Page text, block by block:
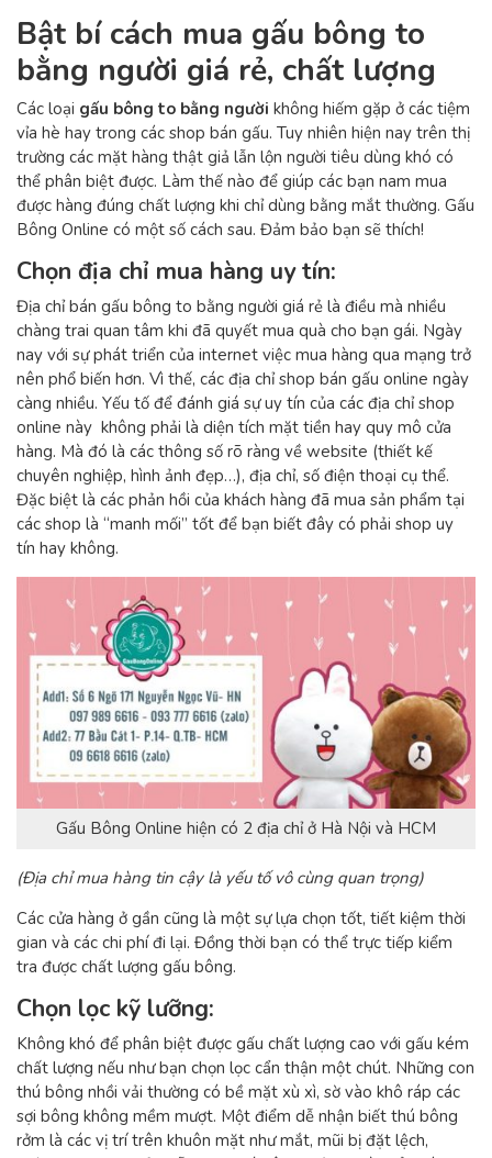
Bật bí cách mua gấu bông to
bằng người giá rẻ, chất lượng
Các loại gấu bông to bằng người không hiếm gặp ở các tiệm
vỉa hè hay trong các shop bán gấu. Tuy nhiên hiện nay trên thị
trường các mặt hàng thật giả lẫn lộn người tiêu dùng khó có
thể phân biệt được. Làm thế nào để giúp các bạn nam mua
được hàng đúng chất lượng khi chỉ dùng bằng mắt thường. Gấu
Bông Online có một số cách sau. Đảm bảo bạn sẽ thích!
Chọn địa chỉ mua hàng uy tín:
Địa chỉ bán gấu bông to bằng người giá rẻ là điều mà nhiều
chàng trai quan tâm khi đã quyết mua quà cho bạn gái. Ngày
nay với sự phát triển của internet việc mua hàng qua mạng trở
nên phổ biến hơn. Vì thế, các địa chỉ shop bán gấu online ngày
càng nhiều. Yếu tố để đánh giá sự uy tín của các địa chỉ shop
online này không phải là diện tích mặt tiền hay quy mô cửa
hàng. Mà đó là các thông số rõ ràng về website (thiết kế
chuyên nghiệp, hình ảnh đẹp…), địa chỉ, số điện thoại cụ thể.
Đặc biệt là các phản hồi của khách hàng đã mua sản phẩm tại
các shop là “manh mối” tốt để bạn biết đây có phải shop uy
tín hay không.
Gấu Bông Online hiện có 2 địa chỉ ở Hà Nội và HCM
(Địa chỉ mua hàng tin cậy là yếu tố vô cùng quan trọng)
Các cửa hàng ở gần cũng là một sự lựa chọn tốt, tiết kiệm thời
gian và các chi phí đi lại. Đồng thời bạn có thể trực tiếp kiểm
tra được chất lượng gấu bông.
Chọn lọc kỹ lưỡng:
Không khó để phân biệt được gấu chất lượng cao với gấu kém
chất lượng nếu như bạn chọn lọc cẩn thận một chút. Những con
thú bông nhồi vải thường có bề mặt xù xì, sờ vào khô ráp các
sợi bông không mềm mượt. Một điểm dễ nhận biết thú bông
rởm là các vị trí trên khuôn mặt như mắt, mũi bị đặt lệch,